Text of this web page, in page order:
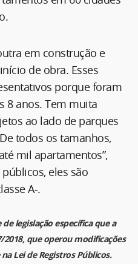
em construção e
de obra. Esses
porque foram
8 anos. Tem muita
ao lado de parques
todos os tamanhos,
mil apartamentos”,
eles são
A-.
legislação específica que a
2018, que operou modificações
Lei de Registros Públicos.